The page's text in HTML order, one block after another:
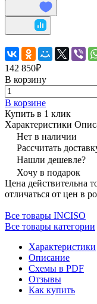
142 850₽
В корзину
В корзине
Купить в 1 клик
Характеристики
Нет в наличии
Рассчитать
Нашли дешевле?
Хочу в подарок
Цена действительна
отличаться от цен в
Все товары INCISO
Все товары категории
Характеристики
Описание
Схемы в PDF
Отзывы
Как купить